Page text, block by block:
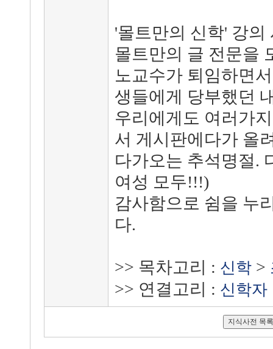
'몰트만의 신학' 강의
몰트만의 글 전문을
노교수가 퇴임하면
생들에게 당부했던
우리에게도 여러가
서 게시판에다가 올
다가오는 추석명절.
여성 모두!!!)
감사함으로 쉼을 누
다.
>> 목차고리 : 신학>
>> 연결고리 : 신학자